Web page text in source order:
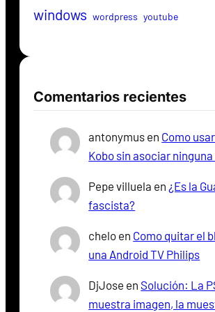
windows wordpress youtube
Comentarios recientes
antonymus en Como
Kobo sin asociar
Pepe villuela en ¿Es la
fascista?
chelo en Como quitar el
una Android TV Philips
DjJose en Solución: La
muestra imagen, la